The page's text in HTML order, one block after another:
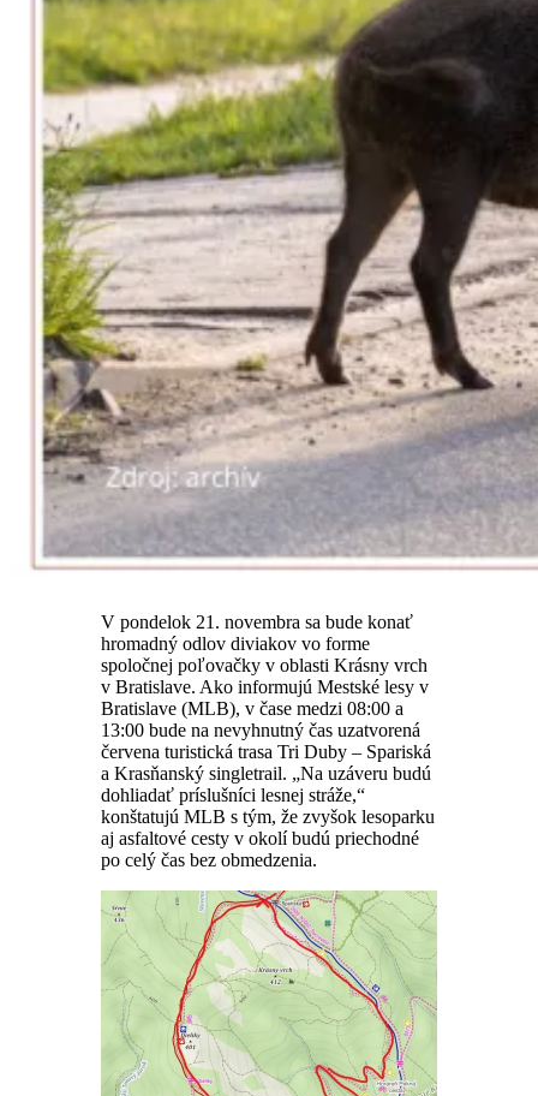
V pondelok 21. novembra sa bude konať
hromadný odlov diviakov vo forme
spoločnej poľovačky v oblasti Krásny vrch
v Bratislave. Ako informujú Mestské lesy v
Bratislave (MLB), v čase medzi 08:00 a
13:00 bude na nevyhnutný čas uzatvorená
červena turistická trasa Tri Duby – Spariská
a Krasňanský singletrail. „Na uzáveru budú
dohliadať príslušníci lesnej stráže,“
konštatujú MLB s tým, že zvyšok lesoparku
aj asfaltové cesty v okolí budú priechodné
po celý čas bez obmedzenia.